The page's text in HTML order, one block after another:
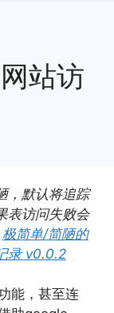
站访
，默认将追踪
表访问失败会
极简单/简陋的
录 v0.0.2
能，甚至连